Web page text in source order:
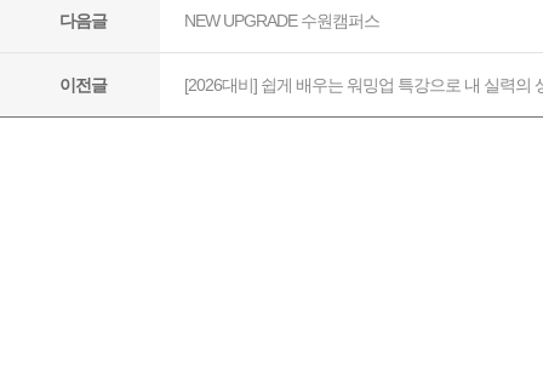
다음글 NEW UPGRADE 수원캠퍼스
이전글 [2026대비] 쉽게 배우는 워밍업 특강으로 내 실력의